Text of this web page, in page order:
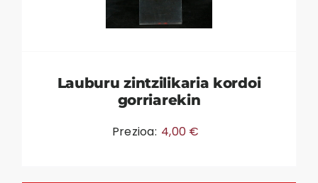
Lauburu zintzilikaria kordoi
gorriarekin
Prezioa: 4,00 €